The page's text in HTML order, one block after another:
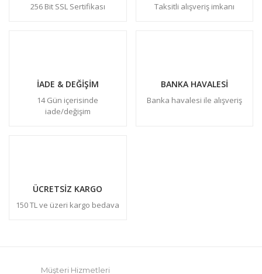
256 Bit SSL Sertifikası Taksitli alışveriş imkanı
İADE & DEĞİŞİM
14 Gün içerisinde
iade/değişim
BANKA HAVALESİ
Banka havalesi ile alışveriş
ÜCRETSİZ KARGO
150 TL ve üzeri kargo bedava
Müşteri Hizmetleri